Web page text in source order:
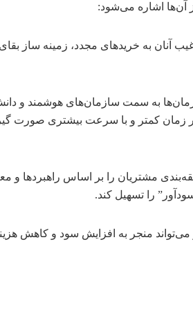
آن‌ها اشاره می‌شود:
آنان به خریدهای مجدد، زمینه ساز
به سمت سازمان‌های هوشمند و
زمان کمتر و با سرعت بیشتری صورت
مشتریان را بر اساس راهبردها و
را تسهیل کند.
منجر به افزایش سود و کاهش